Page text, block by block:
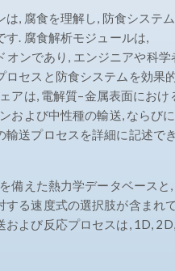
, 腐食を理解し, 防食システ
. 腐食解析モジュールは,
オンであり, エンジニアや科
セスと防食システムを効果
アは, 電解質–金属表面にお
および中性種の輸送, ならび
送プロセスを詳細に記述で
備えた熱力学データベースと
る速度式の選択肢が含まれ
よび反応プロセスは, 1D,